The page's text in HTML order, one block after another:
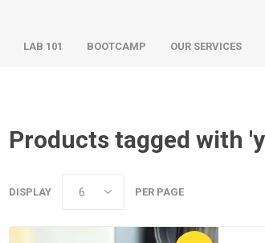
LAB 101 BOOTCAMP OUR SERVICES
Products tagged with
DISPLAY PER PAGE